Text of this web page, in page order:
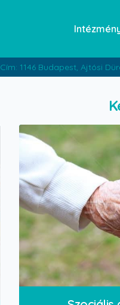
Cím: 1146 Budapest, Ajtósi